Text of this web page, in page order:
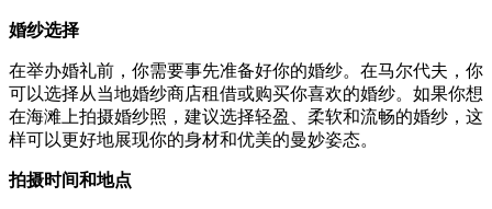
婚纱选择
在举办婚礼前，你需要事先准备好你的婚纱。在马尔代夫，你
可以选择从当地婚纱商店租借或购买你喜欢的婚纱。如果你想
在海滩上拍摄婚纱照，建议选择轻盈、柔软和流畅的婚纱，这
样可以更好地展现你的身材和优美的曼妙姿态。
拍摄时间和地点